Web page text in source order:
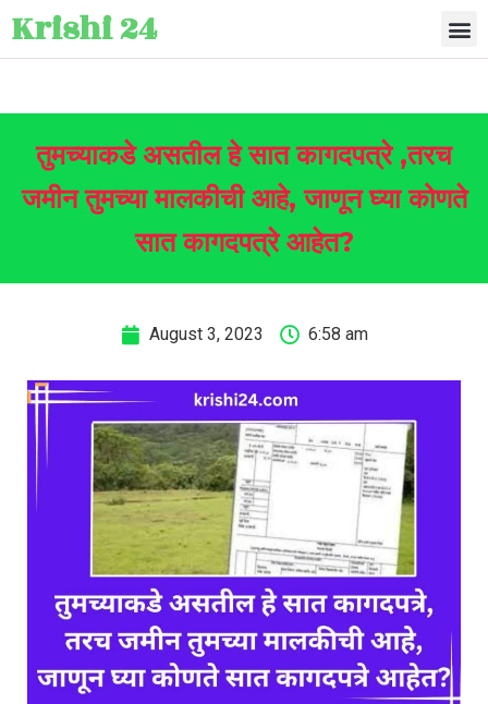
Krishi 24
तुमच्याकडे असतील हे सात कागदपत्रे ,तरच
जमीन तुमच्या मालकीची आहे, जाणून घ्या कोणते
सात कागदपत्रे आहेत?
August 3, 2023 6:58 am